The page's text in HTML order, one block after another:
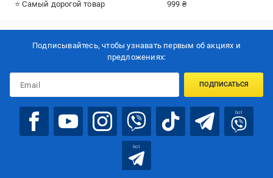
⭐ Самый дорогой товар 999 ₴
Подписывайтесь, чтобы узнавать первым об акцияx и
предложениях:
ПОДПИСАТЬСЯ
bot
bot